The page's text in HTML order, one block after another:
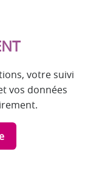
votre suivi
vos données